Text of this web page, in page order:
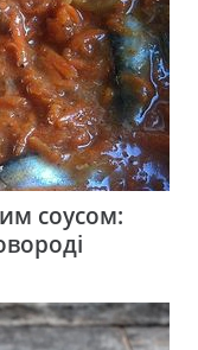
соусом: